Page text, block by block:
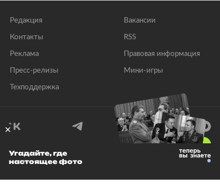
Редакция
Контакты
Реклама
Пресс-релизы
Техподдержка
Вакансии
RSS
Правовая информация
Мини-игры
© 1999–2026 Все права защищены.
Угадайте, где
настоящее фото